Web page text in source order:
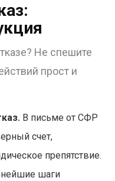
Не спешите
прост и
В письме от СФР
счет,
препятствие.
шаги